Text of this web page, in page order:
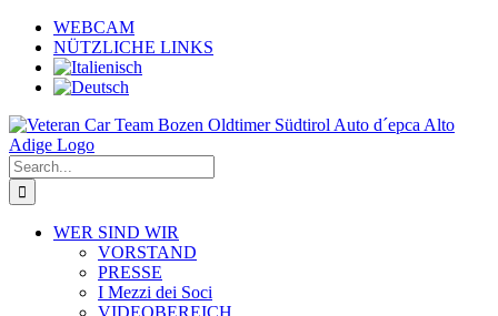
Skip
content
WEBCAM
NÜTZLICHE LINKS
Search
for:
WER SIND WIR
VORSTAND
PRESSE
I Mezzi dei Soci
VIDEOBEREICH